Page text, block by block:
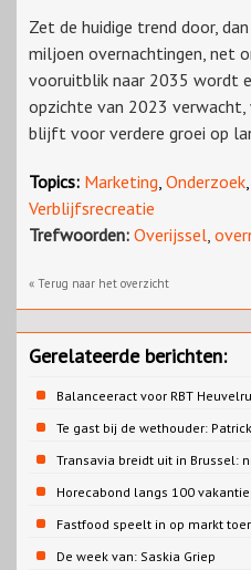
Zet de huidige trend door,
miljoen overnachtingen, net
vooruitblik naar 2035 wordt
opzichte van 2023 verwacht,
blijft voor verdere groei op
Topics: Marketing, Onderzoek,
Verblijfsrecreatie
Trefwoorden: Overijssel,
« Terug naar het overzicht
Gerelateerde berichten:
Balanceeract voor RBT
Te gast bij de wethouder:
Gemeente Emmen
Transavia breidt uit in Brussel:
naar Porto
Horecabond langs 100
Cao-recreatie
Fastfood speelt in op markt
De week van: Saskia Griep